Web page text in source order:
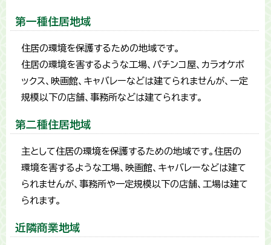
第一種住居地域
住居の環境を保護するための地域です。
住居の環境を害するような工場、パチンコ屋、カラオケボ
ックス、映画館、キャバレーなどは建てられませんが、一定
規模以下の店舗、事務所などは建てられます。
第二種住居地域
主として住居の環境を保護するための地域です。住居の
環境を害するような工場、映画館、キャバレーなどは建て
られませんが、事務所や一定規模以下の店舗、工場は建て
られます。
近隣商業地域